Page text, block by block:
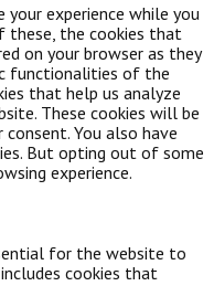
experience while you
these, the cookies that
on your browser as they
functionalities of the
that help us analyze
These cookies will be
You also have
But opting out of some
experience.
for the website to
cookies that